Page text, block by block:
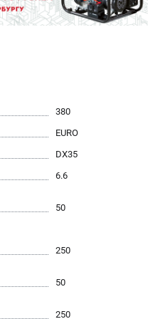
380
EURO
DX35
6.6
50
250
50
250